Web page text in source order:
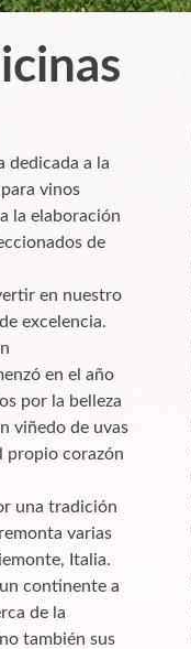
dedicada a la
vinos
la elaboración
de
en nuestro
excelencia.
en el año
por la belleza
viñedo de uvas
propio corazón
una tradición
varias
Italia.
continente a
de la
también sus